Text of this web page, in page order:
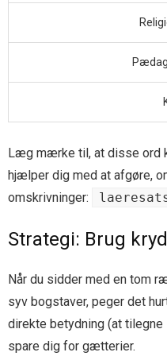
Læg mærke til, at disse ord
hjælper dig med at afgøre,
omskrivninger:
Strategi: Brug
Når du sidder med en tom
syv bogstaver, peger det
direkte betydning (at
spare dig for gætterier.